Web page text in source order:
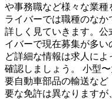
や事務職など様々な業種
ライバーでは職種のな
詳しく見ていきます。公
イバーで現在募集が多
ど詳細な情報は求人によ
確認しましょう。 小型
要自動車部品の輸送な
要な免許は異なりますが